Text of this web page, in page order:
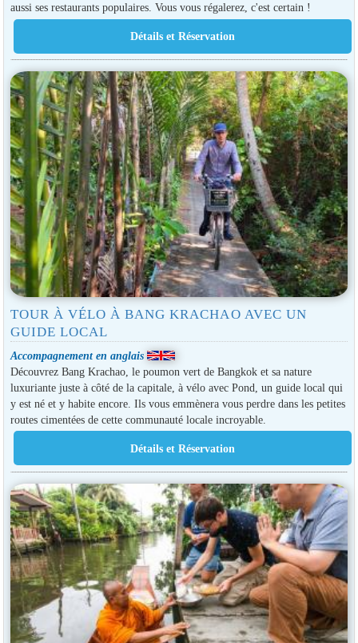
aussi ses restaurants populaires. Vous vous régalerez, c'est certain !
TOUR À VÉLO À BANG KRACHAO AVEC UN
GUIDE LOCAL
Accompagnement en anglais
Découvrez Bang Krachao, le poumon vert de Bangkok et sa nature
luxuriante juste à côté de la capitale, à vélo avec Pond, un guide local qui
y est né et y habite encore. Ils vous emmènera vous perdre dans les petites
routes cimentées de cette communauté locale incroyable.